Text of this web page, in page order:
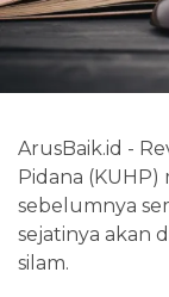
ArusBaik.id -
Pidana
sebelumnya
sejatinya akan
silam.